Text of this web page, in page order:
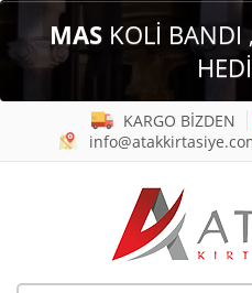
MAS KOLİ BANDI
KARGO BİZDEN